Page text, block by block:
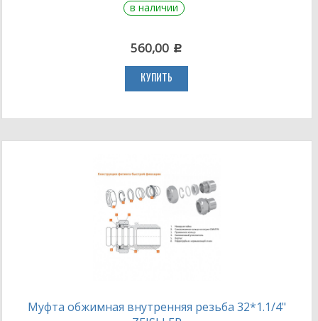
в наличии
560,00 c
КУПИТЬ
Муфта обжимная внутренняя резьба 32*1.1/4"